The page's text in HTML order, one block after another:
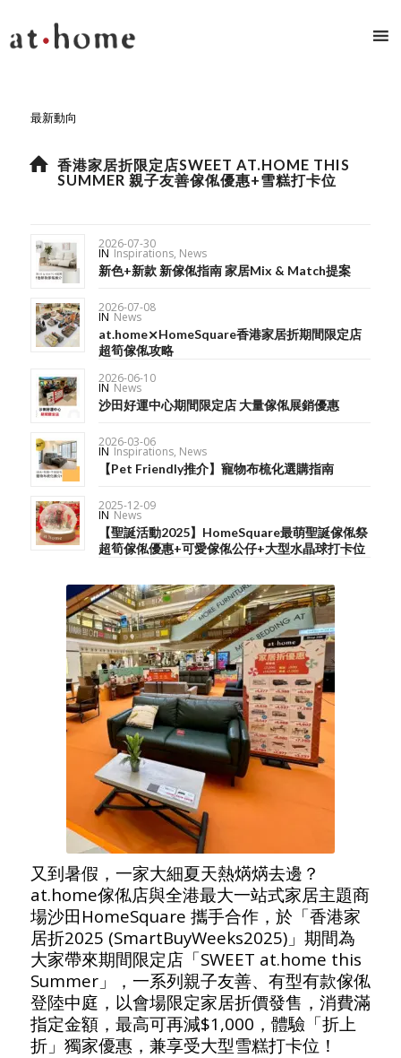
最新動向
香港家居折限定店SWEET AT.HOME THIS
SUMMER 親子友善傢俬優惠+雪糕打卡位
2026-07-30
IN Inspirations, News
新色+新款 新傢俬指南 家居Mix & Match提案
2026-07-08
IN News
at.home⨯HomeSquare香港家居折期間限定店
超筍傢俬攻略
2026-06-10
IN News
沙田好運中心期間限定店 大量傢俬展銷優惠
2026-03-06
IN Inspirations, News
【Pet Friendly推介】寵物布梳化選購指南
2025-12-09
IN News
【聖誕活動2025】HomeSquare最萌聖誕傢俬祭
超筍傢俬優惠+可愛傢俬公仔+大型水晶球打卡位
又到暑假，一家大細夏天熱焫焫去邊？
at.home傢俬店與全港最大一站式家居主題商
場沙田HomeSquare 攜手合作，於「香港家
居折2025 (SmartBuyWeeks2025)」期間為
大家帶來期間限定店「SWEET at.home this
Summer」，一系列親子友善、有型有款傢俬
登陸中庭，以會場限定家居折價發售，消費滿
指定金額，最高可再減$1,000，體驗「折上
折」獨家優惠，兼享受大型雪糕打卡位！